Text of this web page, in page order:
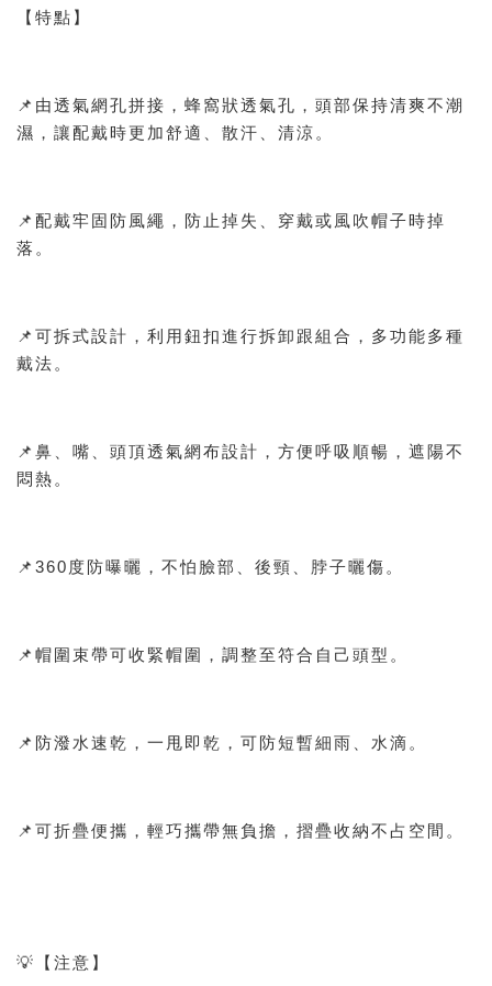
【特點】
📌由透氣網孔拼接，蜂窩狀透氣孔，頭部保持清爽不潮
濕，讓配戴時更加舒適、散汗、清涼。
📌配戴牢固防風繩，防止掉失、穿戴或風吹帽子時掉
落。
📌可拆式設計，利用鈕扣進行拆卸跟組合，多功能多種
戴法。
📌鼻、嘴、頭頂透氣網布設計，方便呼吸順暢，遮陽不
悶熱。
📌360度防曝曬，不怕臉部、後頸、脖子曬傷。
📌帽圍束帶可收緊帽圍，調整至符合自己頭型。
📌防潑水速乾，一甩即乾，可防短暫細雨、水滴。
📌可折疊便攜，輕巧攜帶無負擔，摺疊收納不占空間。
💡【注意】